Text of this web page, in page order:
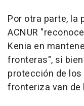
Por otra parte, la
ACNUR
Kenia en
fronteras", si
protección de
fronteriza van de